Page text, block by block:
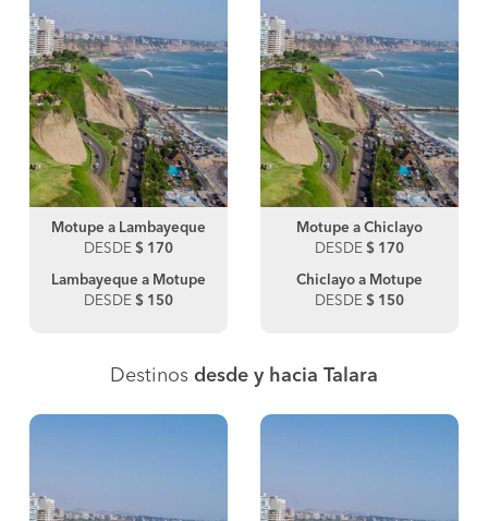
Motupe a Lambayeque
DESDE $ 170
Lambayeque a Motupe
DESDE $ 150
Motupe a Chiclayo
DESDE $ 170
Chiclayo a Motupe
DESDE $ 150
Destinos desde y hacia Talara